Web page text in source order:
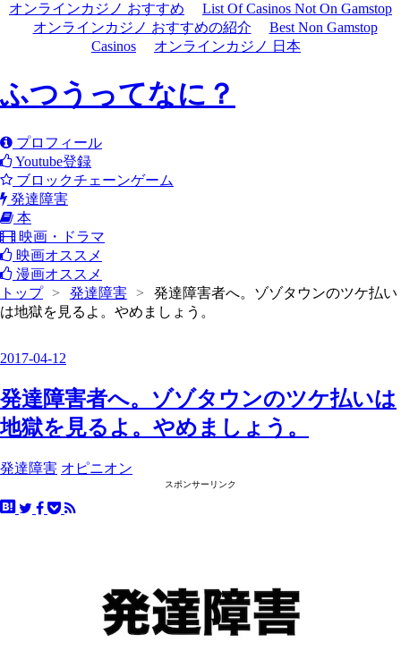
オンラインカジノ おすすめ
List Of Casinos Not On Gamstop
オンラインカジノ おすすめの紹介
Best Non Gamstop
Casinos
オンラインカジノ 日本
ふつうってなに？
プロフィール
Youtube登録
ブロックチェーンゲーム
発達障害
本
映画・ドラマ
映画オススメ
漫画オススメ
トップ
> 発達障害 >
発達障害者へ。ゾゾタウンのツケ払い
は地獄を見るよ。やめましょう。
2017-04-12
発達障害者へ。ゾゾタウンのツケ払いは
地獄を見るよ。やめましょう。
発達障害 オピニオン
スポンサーリンク